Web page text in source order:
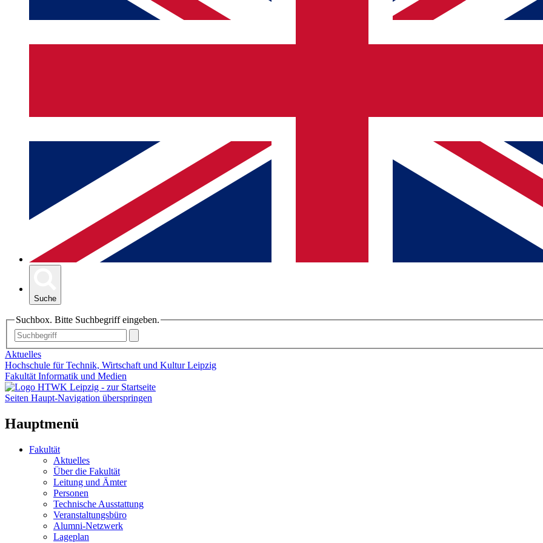
Suche
Suchbox. Bitte Suchbegriff eingeben.
Aktuelles
Hochschule für Technik, Wirtschaft und Kultur Leipzig
Fakultät Informatik und Medien
Seiten Haupt-Navigation überspringen
Hauptmenü
Fakultät
Aktuelles
Über die Fakultät
Leitung und Ämter
Personen
Technische Ausstattung
Veranstaltungsbüro
Alumni-Netzwerk
Lageplan